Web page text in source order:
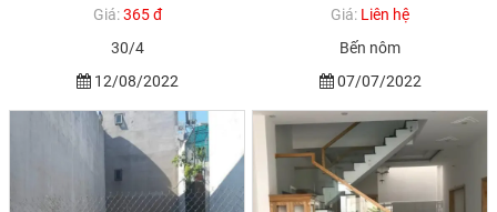
Giá:365 đ
30/4
12/08/2022
Giá: Liên hệ
Bến nôm
07/07/2022